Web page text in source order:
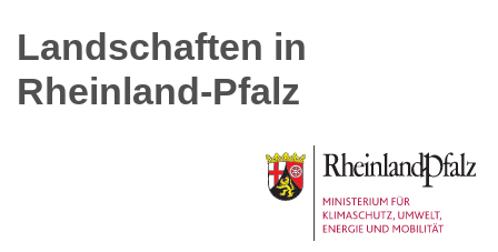
Landschaften in
Rheinland-Pfalz